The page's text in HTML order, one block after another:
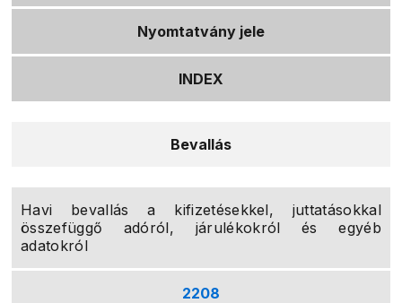
Nyomtatvány jele
INDEX
Bevallás
Havi bevallás a kifizetésekkel, juttatásokkal
összefüggő adóról, járulékokról és egyéb
adatokról
2208